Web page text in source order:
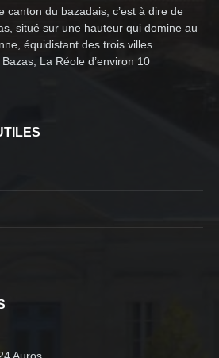
canton du bazadais, c’est à dire de
situé sur une hauteur qui domine au
équidistant des trois villes
La Réole d’environ 10
Auros